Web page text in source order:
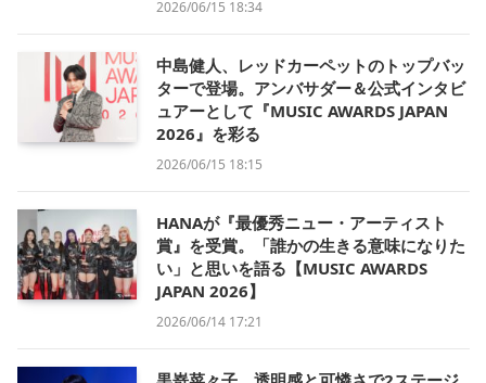
2026/06/15 18:34
中島健人、レッドカーペットのトップバッ
ターで登場。アンバサダー＆公式インタビ
ュアーとして『MUSIC AWARDS JAPAN
2026』を彩る
2026/06/15 18:15
HANAが『最優秀ニュー・アーティスト
賞』を受賞。「誰かの生きる意味になりた
い」と思いを語る【MUSIC AWARDS
JAPAN 2026】
2026/06/14 17:21